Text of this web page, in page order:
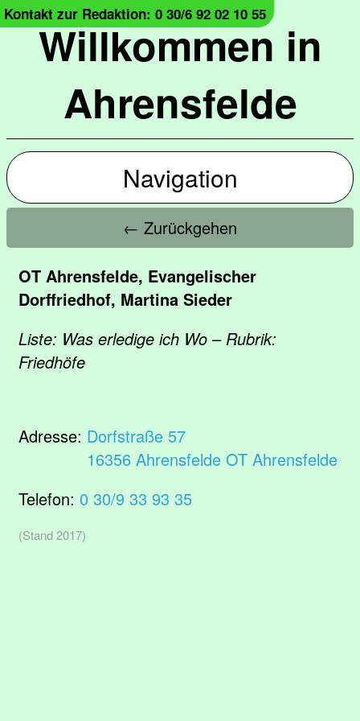
Willkommen in
Ahrensfelde
Kontakt zur Redaktion: 0 30/6 92 02 10 55
Navigation
← Zurückgehen
OT Ahrensfelde, Evangelischer
Dorffriedhof, Martina Sieder
Liste: Was erledige ich Wo – Rubrik:
Friedhöfe
Adresse: Dorfstraße 57
16356 Ahrensfelde OT Ahrensfelde
Telefon: 0 30/9 33 93 35
(Stand 2017)